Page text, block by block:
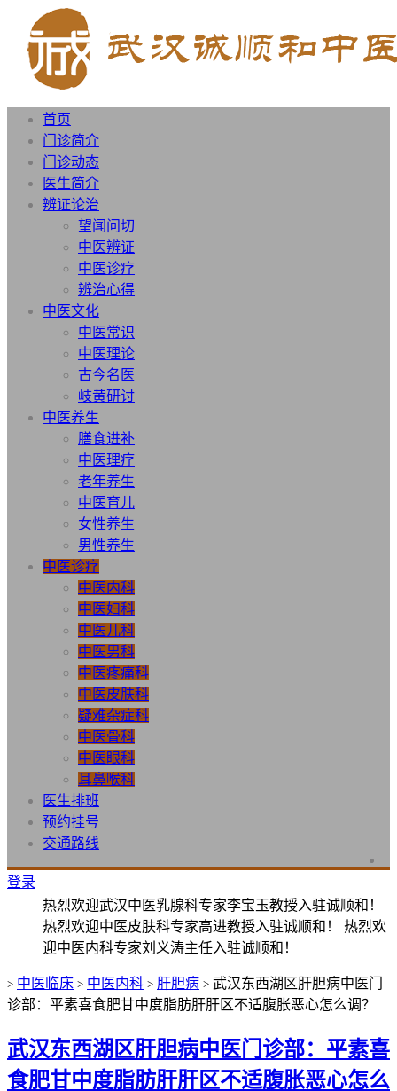
首页
门诊简介
门诊动态
医生简介
辨证论治
望闻问切
中医辨证
中医诊疗
辨治心得
中医文化
中医常识
中医理论
古今名医
岐黄研讨
中医养生
膳食进补
中医理疗
老年养生
中医育儿
女性养生
男性养生
中医诊疗
中医内科
中医妇科
中医儿科
中医男科
中医疼痛科
中医皮肤科
疑难杂症科
中医骨科
中医眼科
耳鼻喉科
医生排班
预约挂号
交通路线
登录
热烈欢迎武汉中医乳腺科专家李宝玉教授入驻诚顺和！
热烈欢迎中医皮肤科专家高进教授入驻诚顺和！ 热烈欢
迎中医内科专家刘义涛主任入驻诚顺和！
> 中医临床 > 中医内科 > 肝胆病 > 武汉东西湖区肝胆病中医门
诊部：平素喜食肥甘中度脂肪肝肝区不适腹胀恶心怎么调？
武汉东西湖区肝胆病中医门诊部：平素喜
食肥甘中度脂肪肝肝区不适腹胀恶心怎么